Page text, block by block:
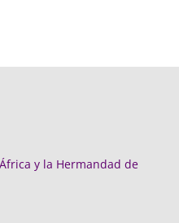
y la Hermandad de